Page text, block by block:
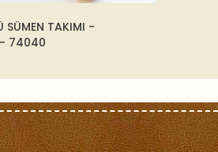
SÜMEN TAKIMI -
- 74040